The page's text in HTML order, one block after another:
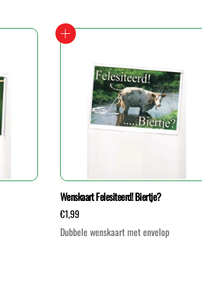
Wenskaart Felesiteerd! Biertje?
€1,99
Dubbele wenskaart met envelop